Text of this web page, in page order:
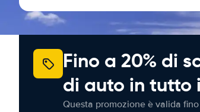
Fino a 20% di
di auto in tutto
Questa promozione è valida